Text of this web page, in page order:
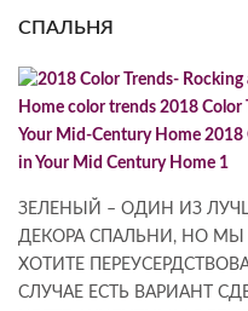
СПАЛЬНЯ
ЗЕЛЕНЫЙ – ОДИН ИЗ
ДЕКОРА СПАЛЬНИ, НО
ХОТИТЕ
СЛУЧАЕ ЕСТЬ ВАРИАНТ